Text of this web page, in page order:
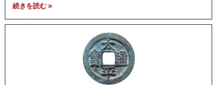
続きを読む »